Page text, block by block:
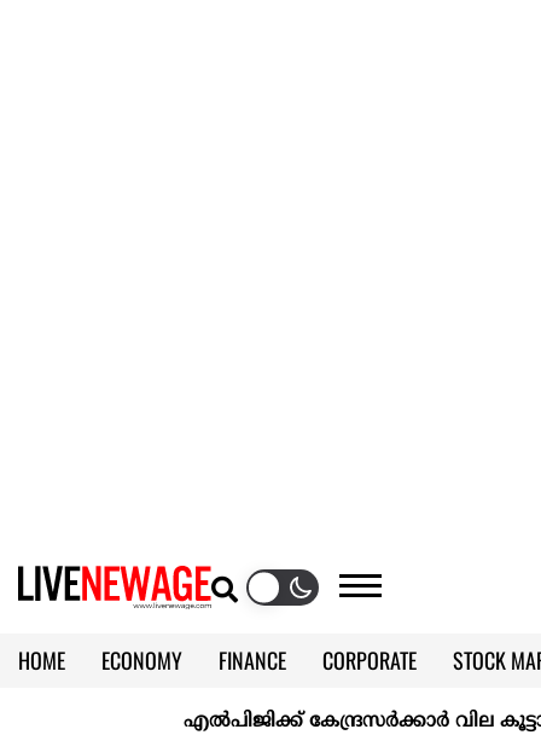
HOME ECONOMY FINANCE CORPORATE
STOCK
KERALA @70
എല്‍പിജിക്ക് കേന്ദ്രസർക്കാർ വില